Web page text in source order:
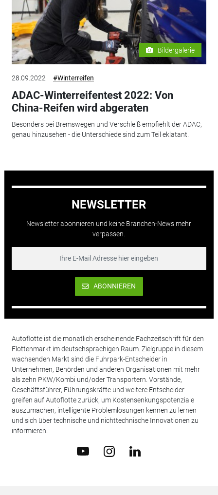
Bildergalerie
28.09.2022 #Winterreifen
ADAC-Winterreifentest 2022: Von
China-Reifen wird abgeraten
Besonders bei Bremswegen und Verschleiß empfiehlt der ADAC,
genau hinzusehen - die Unterschiede sind zum Teil eklatant.
NEWSLETTER
Newsletter abonnieren und keine Branchen-News mehr
verpassen.
ABONNIEREN
Autoflotte ist die monatlich erscheinende Fachzeitschrift für den
Flottenmarkt im deutschsprachigen Raum. Zielgruppe in diesem
wachsenden Markt sind die Fuhrpark-Entscheider in
Unternehmen, Behörden und anderen Organisationen mit mehr
als zehn PKW/Kombi und/oder Transportern. Vorstände,
Geschäftsführer, Führungskräfte und weitere Entscheider
greifen auf Autoflotte zurück, um Kostensenkungspotenziale
auszumachen, intelligente Problemlösungen kennen zu lernen
und sich über technische und nichttechnische Innovationen zu
informieren.